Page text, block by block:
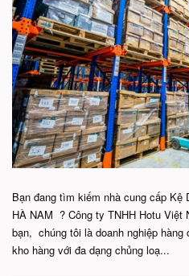
Bạn đang tìm kiếm nhà cung cấp
HÀ NAM ? Công ty TNHH Hotu Việt
bạn, chúng tôi là doanh nghiệp
kho hàng với đa dạng chủng loạ...